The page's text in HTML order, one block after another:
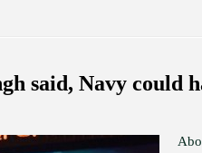
said, Navy could